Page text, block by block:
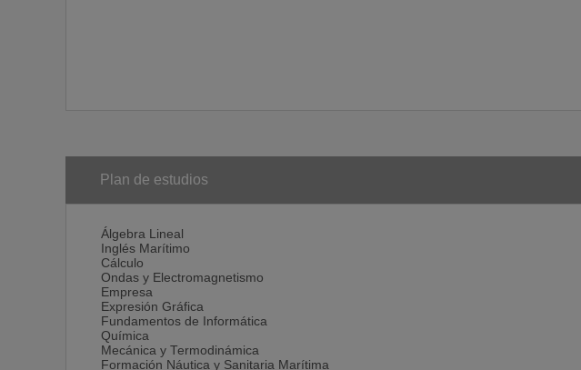
Plan de estudios
Álgebra Lineal
Inglés Marítimo
Cálculo
Ondas y Electromagnetismo
Empresa
Expresión Gráfica
Fundamentos de Informática
Química
Mecánica y Termodinámica
Formación Náutica y Sanitaria Marítima